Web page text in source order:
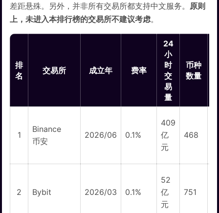
差距悬殊。另外，并非所有交易所都支持中文服务。 原则
上，未进入本排行榜的交易所不建议考虑。
排
名
交易所 成立年 费率
24
小
时
交
易
量
币种
数量
1
Binance
币安
2026/06 0.1%
409
亿
元
468
2 Bybit 2026/03 0.1%
52
亿
元
751